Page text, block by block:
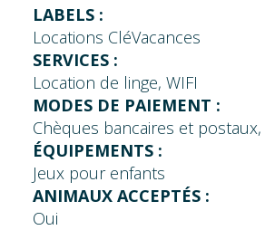
LABELS :
Locations CléVacances
SERVICES :
Location de linge, WIFI
MODES DE PAIEMENT :
Chèques bancaires et postaux,
ÉQUIPEMENTS :
Jeux pour enfants
ANIMAUX ACCEPTÉS :
Oui